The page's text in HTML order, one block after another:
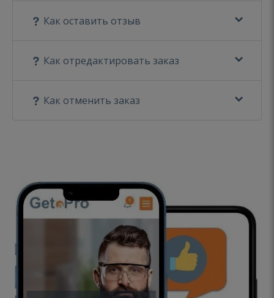
Как оставить отзыв
Как отредактировать заказ
Как отменить заказ